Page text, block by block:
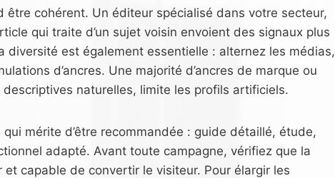
être cohérent. Un éditeur spécialisé dans votre secteur,
qui traite d’un sujet voisin envoient des signaux plus
diversité est également essentielle : alternez les médias,
d’ancres. Une majorité d’ancres de marque ou
descriptives naturelles, limite les profils artificiels.
mérite d’être recommandée : guide détaillé, étude,
adapté. Avant toute campagne, vérifiez que la
capable de convertir le visiteur. Pour élargir les